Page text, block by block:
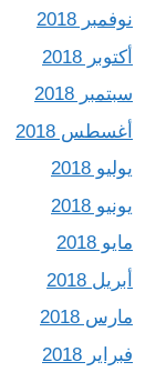
نوفمبر 2018
أكتوبر 2018
سبتمبر 2018
أغسطس 2018
يوليو 2018
يونيو 2018
مايو 2018
أبريل 2018
مارس 2018
فبراير 2018